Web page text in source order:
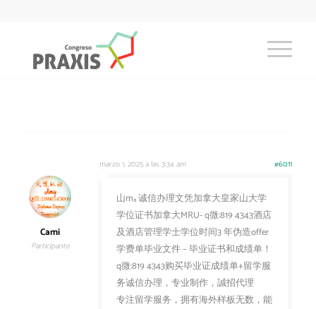
marzo 1, 2025 a las 3:34 am #6011
Cami
Participante
山m｡诚信办理文凭加拿大皇家山大学
学位证书加拿大MRU- q微:819 4343酒店
及酒店管理学士学位时间3 年伪造offer
学费单毕业文件 – 毕业证书和成绩单！
q微:819 4343购买毕业证成绩单+留学服
务诚信办理，专业制作，誠招代理
专注留学服务，拥有海外样板无数，能